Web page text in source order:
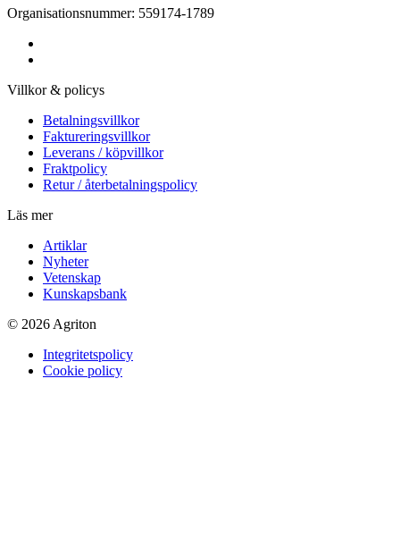
Organisationsnummer: 559174-1789
Villkor & policys
Betalningsvillkor
Faktureringsvillkor
Leverans / köpvillkor
Fraktpolicy
Retur / återbetalningspolicy
Läs mer
Artiklar
Nyheter
Vetenskap
Kunskapsbank
© 2026 Agriton
Integritetspolicy
Cookie policy